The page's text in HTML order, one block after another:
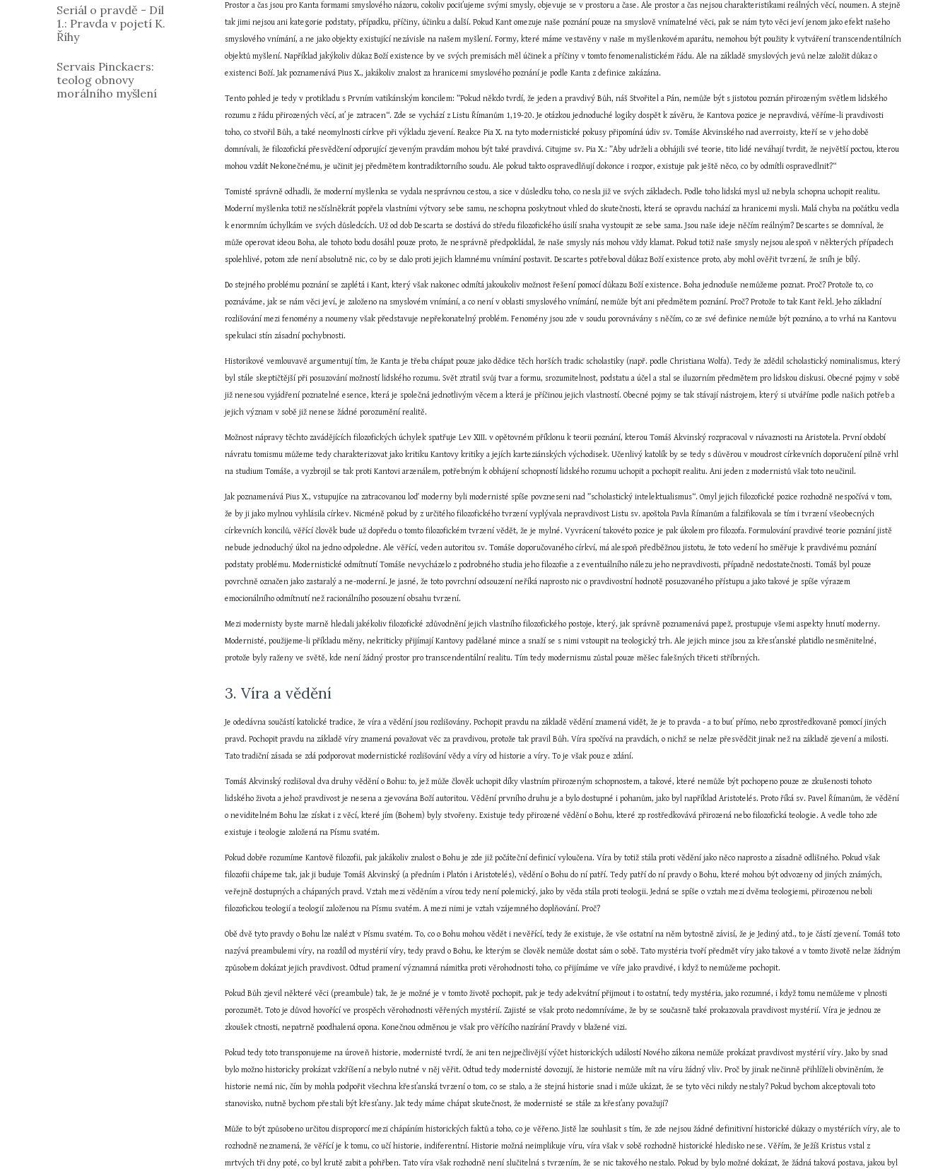
Seriál o pravdě - Díl
1.: Pravda v pojetí K.
Říhy
Servais Pinckaers:
teolog obnovy
morálního myšlení
Prostor a čas jsou pro Kanta formami smyslového názoru, cokoliv pociťujeme svými smysly, objevuje se v prostoru a čase. Ale prostor a čas nejsou charakteristikami reálných věcí, noumen. A stejně
tak jimi nejsou ani kategorie podstaty, případku, příčiny, účinku a další. Pokud Kant omezuje naše poznání pouze na smyslově vnímatelné věci, pak se nám tyto věci jeví jenom jako efekt našeho
smyslového vnímání, a ne jako objekty existující nezávisle na našem myšlení. Formy, které máme vestavěny v naše m myšlenkovém aparátu, nemohou být použity k vytváření transcendentálních
objektů myšlení. Například jakýkoliv důkaz Boží existence by ve svých premisách měl účinek a příčiny v tomto fenomenalistickém řádu. Ale na základě smyslových jevů nelze založit důkaz o
existenci Boží. Jak poznamenává Pius X., jakákoliv znalost za hranicemi smyslového poznání je podle Kanta z definice zakázána.
Tento pohled je tedy v protikladu s Prvním vatikánským koncilem: ”Pokud někdo tvrdí, že jeden a pravdivý Bůh, náš Stvořitel a Pán, nemůže být s jistotou poznán přirozeným světlem lidského
rozumu z řádu přirozených věcí, ať je zatracen“. Zde se vychází z Listu Římanům 1,19-20. Je otázkou jednoduché logiky dospět k závěru, že Kantova pozice je nepravdivá, věříme-li pravdivosti
toho, co stvořil Bůh, a také neomylnosti církve při výkladu zjevení. Reakce Pia X. na tyto modernistické pokusy připomíná údiv sv. Tomáše Akvinského nad averroisty, kteří se v jeho době
domnívali, že filozofická přesvědčení odporující zjeveným pravdám mohou být také pravdivá. Citujme sv. Pia X.: ”Aby udrželi a obhájili své teorie, tito lidé neváhají tvrdit, že největší poctou, kterou
mohou vzdát Nekonečnému, je učinit jej předmětem kontradiktorního soudu. Ale pokud takto ospravedlňují dokonce i rozpor, existuje pak ještě něco, co by odmítli ospravedlnit?“
Tomisté správně odhadli, že moderní myšlenka se vydala nesprávnou cestou, a sice v důsledku toho, co nesla již ve svých základech. Podle toho lidská mysl už nebyla schopna uchopit realitu.
Moderní myšlenka totiž nesčíslněkrát popřela vlastními výtvory sebe samu, neschopna poskytnout vhled do skutečnosti, která se opravdu nachází za hranicemi mysli. Malá chyba na počátku vedla
k enormním úchylkám ve svých důsledcích. Už od dob Descarta se dostává do středu filozofického úsilí snaha vystoupit ze sebe sama. Jsou naše ideje něčím reálným? Descartes se domníval, že
může operovat ideou Boha, ale tohoto bodu dosáhl pouze proto, že nesprávně předpokládal, že naše smysly nás mohou vždy klamat. Pokud totiž naše smysly nejsou alespoň v některých případech
spolehlivé, potom zde není absolutně nic, co by se dalo proti jejich klamnému vnímání postavit. Descartes potřeboval důkaz Boží existence proto, aby mohl ověřit tvrzení, že sníh je bílý.
Do stejného problému poznání se zaplétá i Kant, který však nakonec odmítá jakoukoliv možnost řešení pomocí důkazu Boží existence. Boha jednoduše nemůžeme poznat. Proč? Protože to, co
poznáváme, jak se nám věci jeví, je založeno na smyslovém vnímání, a co není v oblasti smyslového vnímání, nemůže být ani předmětem poznání. Proč? Protože to tak Kant řekl. Jeho základní
rozlišování mezi fenomény a noumeny však představuje nepřekonatelný problém. Fenomény jsou zde v soudu porovnávány s něčím, co ze své definice nemůže být poznáno, a to vrhá na Kantovu
spekulaci stín zásadní pochybnosti.
Historikové vemlouvavě argumentují tím, že Kanta je třeba chápat pouze jako dědice těch horších tradic scholastiky (např. podle Christiana Wolfa). Tedy že zdědil scholastický nominalismus, který
byl stále skeptičtější při posuzování možností lidského rozumu. Svět ztratil svůj tvar a formu, srozumitelnost, podstatu a účel a stal se iluzorním předmětem pro lidskou diskusi. Obecné pojmy v sobě
již nenesou vyjádření poznatelné esence, která je společná jednotlivým věcem a která je příčinou jejich vlastností. Obecné pojmy se tak stávají nástrojem, který si utváříme podle našich potřeb a
jejich význam v sobě již nenese žádné porozumění realitě.
Možnost nápravy těchto zavádějících filozofických úchylek spatřuje Lev XIII. v opětovném příklonu k teorii poznání, kterou Tomáš Akvinský rozpracoval v návaznosti na Aristotela. První období
návratu tomismu můžeme tedy charakterizovat jako kritiku Kantovy kritiky a jejích karteziánských východisek. Učenlivý katolík by se tedy s důvěrou v moudrost církevních doporučení pilně vrhl
na studium Tomáše, a vyzbrojil se tak proti Kantovi arzenálem, potřebným k obhájení schopností lidského rozumu uchopit a pochopit realitu. Ani jeden z modernistů však toto neučinil.
Jak poznamenává Pius X., vstupujíce na zatracovanou loď moderny byli modernisté spíše povzneseni nad ”scholastický intelektualismus“. Omyl jejich filozofické pozice rozhodně nespočívá v tom,
že by ji jako mylnou vyhlásila církev. Nicméně pokud by z určitého filozofického tvrzení vyplývala nepravdivost Listu sv. apoštola Pavla Římanům a falzifikovala se tím i tvrzení všeobecných
církevních koncilů, věřící člověk bude už dopředu o tomto filozofickém tvrzení vědět, že je mylné. Vyvrácení takovéto pozice je pak úkolem pro filozofa. Formulování pravdivé teorie poznání jistě
nebude jednoduchý úkol na jedno odpoledne. Ale věřící, veden autoritou sv. Tomáše doporučovaného církví, má alespoň předběžnou jistotu, že toto vedení ho směřuje k pravdivému poznání
podstaty problému. Modernistické odmítnutí Tomáše nevycházelo z podrobného studia jeho filozofie a z eventuálního nálezu jeho nepravdivosti, případně nedostatečnosti. Tomáš byl pouze
povrchně označen jako zastaralý a ne-moderní. Je jasné, že toto povrchní odsouzení neříká naprosto nic o pravdivostní hodnotě posuzovaného přístupu a jako takové je spíše výrazem
emocionálního odmítnutí než racionálního posouzení obsahu tvrzení.
Mezi modernisty byste marně hledali jakékoliv filozofické zdůvodnění jejich vlastního filozofického postoje, který, jak správně poznamenává papež, prostupuje všemi aspekty hnutí moderny.
Modernisté, použijeme-li příkladu měny, nekriticky přijímají Kantovy padělané mince a snaží se s nimi vstoupit na teologický trh. Ale jejich mince jsou za křesťanské platidlo nesměnitelné,
protože byly raženy ve světě, kde není žádný prostor pro transcendentální realitu. Tím tedy modernismu zůstal pouze měšec falešných třiceti stříbrných.
3. Víra a vědění
Je odedávna součástí katolické tradice, že víra a vědění jsou rozlišovány. Pochopit pravdu na základě vědění znamená vidět, že je to pravda - a to buť přímo, nebo zprostředkovaně pomocí jiných
pravd. Pochopit pravdu na základě víry znamená považovat věc za pravdivou, protože tak pravil Bůh. Víra spočívá na pravdách, o nichž se nelze přesvědčit jinak než na základě zjevení a milosti.
Tato tradiční zásada se zdá podporovat modernistické rozlišování vědy a víry od historie a víry. To je však pouz e zdání.
Tomáš Akvinský rozlišoval dva druhy vědění o Bohu: to, jež může člověk uchopit díky vlastním přirozeným schopnostem, a takové, které nemůže být pochopeno pouze ze zkušenosti tohoto
lidského života a jehož pravdivost je nesena a zjevována Boží autoritou. Vědění prvního druhu je a bylo dostupné i pohanům, jako byl například Aristotelés. Proto říká sv. Pavel Římanům, že vědění
o neviditelném Bohu lze získat i z věcí, které jím (Bohem) byly stvořeny. Existuje tedy přirozené vědění o Bohu, které zp rostředkovává přirozená nebo filozofická teologie. A vedle toho zde
existuje i teologie založená na Písmu svatém.
Pokud dobře rozumíme Kantově filozofii, pak jakákoliv znalost o Bohu je zde již počáteční definicí vyloučena. Víra by totiž stála proti vědění jako něco naprosto a zásadně odlišného. Pokud však
filozofii chápeme tak, jak ji buduje Tomáš Akvinský (a předním i Platón i Aristotelés), vědění o Bohu do ní patří. Tedy patří do ní pravdy o Bohu, které mohou být odvozeny od jiných známých,
veřejně dostupných a chápaných pravd. Vztah mezi věděním a vírou tedy není polemický, jako by věda stála proti teologii. Jedná se spíše o vztah mezi dvěma teologiemi, přirozenou neboli
filozofickou teologií a teologií založenou na Písmu svatém. A mezi nimi je vztah vzájemného doplňování. Proč?
Obě dvě tyto pravdy o Bohu lze nalézt v Písmu svatém. To, co o Bohu mohou vědět i nevěřící, tedy že existuje, že vše ostatní na něm bytostně závisí, že je Jediný atd., to je částí zjevení. Tomáš toto
nazývá preambulemi víry, na rozdíl od mystérií víry, tedy pravd o Bohu, ke kterým se člověk nemůže dostat sám o sobě. Tato mystéria tvoří předmět víry jako takové a v tomto životě nelze žádným
způsobem dokázat jejich pravdivost. Odtud pramení významná námitka proti věrohodnosti toho, co přijímáme ve víře jako pravdivé, i když to nemůžeme pochopit.
Pokud Bůh zjevil některé věci (preambule) tak, že je možné je v tomto životě pochopit, pak je tedy adekvátní přijmout i to ostatní, tedy mystéria, jako rozumné, i když tomu nemůžeme v plnosti
porozumět. Toto je důvod hovořící ve prospěch věrohodnosti věřených mystérií. Zajisté se však proto nedomníváme, že by se současně také prokazovala pravdivost mystérií. Víra je jednou ze
zkoušek ctnosti, nepatrně poodhalená opona. Konečnou odměnou je však pro věřícího nazírání Pravdy v blažené vizi.
Pokud tedy toto transponujeme na úroveň historie, modernisté tvrdí, že ani ten nejpečlivější výčet historických událostí Nového zákona nemůže prokázat pravdivost mystérií víry. Jako by snad
bylo možno historicky prokázat vzkříšení a nebylo nutné v něj věřit. Odtud tedy modernisté dovozují, že historie nemůže mít na víru žádný vliv. Proč by jinak nečinně přihlíželi obviněním, že
historie nemá nic, čím by mohla podpořit všechna křesťanská tvrzení o tom, co se stalo, a že stejná historie snad i může ukázat, že se tyto věci nikdy nestaly? Pokud bychom akceptovali toto
stanovisko, nutně bychom přestali být křesťany. Jak tedy máme chápat skutečnost, že modernisté se stále za křesťany považují?
Může to být způsobeno určitou disproporcí mezi chápáním historických faktů a toho, co je věřeno. Jistě lze souhlasit s tím, že zde nejsou žádné definitivní historické důkazy o mystériích víry, ale to
rozhodně neznamená, že věřící je k tomu, co učí historie, indiferentní. Historie možná neimplikuje víru, víra však v sobě rozhodně historické hledisko nese. Věřím, že Ježíš Kristus vstal z
mrtvých tři dny poté, co byl krutě zabit a pohřben. Tato víra však rozhodně není slučitelná s tvrzením, že se nic takového nestalo. Pokud by bylo možné dokázat, že žádná taková postava, jakou byl